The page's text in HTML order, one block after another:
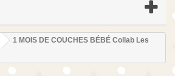
1 MOIS DE COUCHES BÉBÉ Collab Les